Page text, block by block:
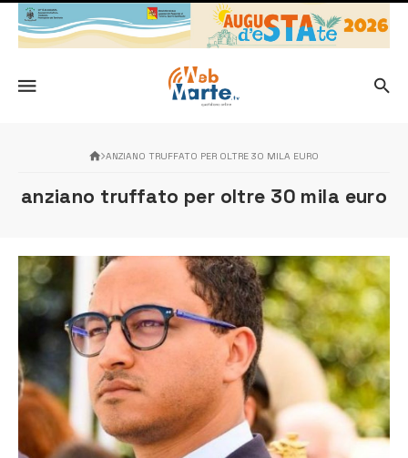
ANZIANO TRUFFATO PER OLTRE 30 MILA EURO
anziano truffato per oltre 30 mila euro